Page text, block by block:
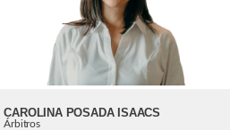
CAROLINA POSADA ISAACS
Árbitros